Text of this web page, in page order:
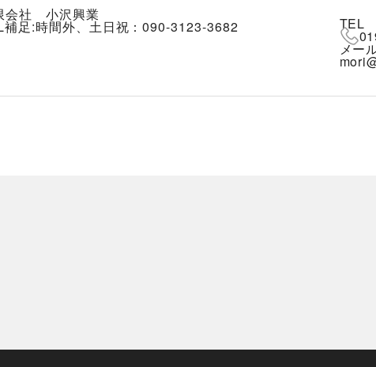
会社 小沢興業
補足:時間外、土日祝：090-3123-3682 TEL
メー